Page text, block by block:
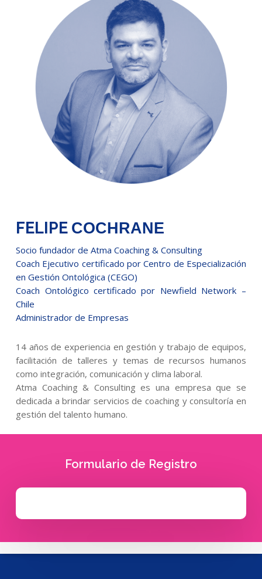
FELIPE COCHRANE
Socio fundador de Atma Coaching & Consulting
Coach Ejecutivo certificado por Centro de Especialización
en Gestión Ontológica (CEGO)
Coach Ontológico certificado por Newfield Network –
Chile
Administrador de Empresas
14 años de experiencia en gestión y trabajo de equipos,
facilitación de talleres y temas de recursos humanos
como integración, comunicación y clima laboral.
Atma Coaching & Consulting es una empresa que se
dedicada a brindar servicios de coaching y consultoría en
gestión del talento humano.
Formulario de Registro